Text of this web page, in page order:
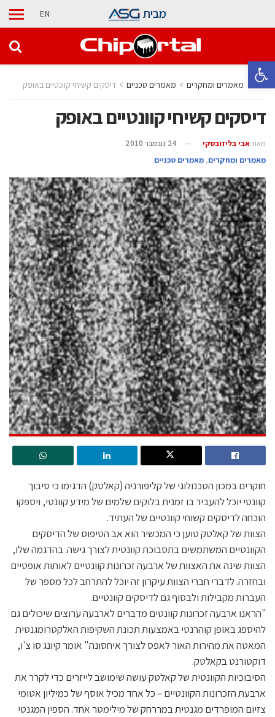
פתח סרגל נגישות
מבית EN
בית מאמרים ומחקרים מאמרים טכניים דיסקים קשיחי קוונטיים באופק
דיסקים קשיחי קוונטיים באופק
מאת אבי בליזובסקי
24 נובמבר 2010
מאמרים ומחקרים, מאמרים טכניים
חוקרים במכון הטכנולוגי של קליפורניה (קאלטק) הדגימו כי סיבוך
קוונטי יוכל להעביר בו זמנית בלוקים שלמים של מידע קוונטי, ויספקו
הוכחה לדיסקים קשוחי קוונטיים של העתיד.
הצוות של קאלטק טוען כי המכשיר הוא אב הטיפוס של הדיסקים
הקוונטיים המשתמשים בתסבוכת קוונטית לצורך גישה. בהדגמה שלו,
הצוות שינה את האצוות של ארבעה זכרונות קוונטיים לאותות אופטיים
ובחזרה. לדברי חברי הצוות עיקרון זה יוכל להתרחב לכל מספר של
העברות מקבילות ולבסוף גם לדיסקים קוונטיים.
"הראנו ארבעה זכרונות קוונטים מדברים לארבעה ערוצים שיכולים גם
להיספג באופן קוהרנטי באמצעות תכונת השקיפות האלקטרומגנטית
המאטה את מהירות האור לאפס לצורך איחסונה." אומר קיונג סו צ'ו,
דוקטורנט בקאלטק.
הסיבוכיות הקוונטית של קאלטק עושה שימושב לייזרים כדי לקרר את
ארבעת הזכרונות הקוונטיים – כל אחד מכיל אוסף של כמיליון אטומי
צזיום המופרדים מגנטית במררחק של מילימטר אחד. הספין המגנטי